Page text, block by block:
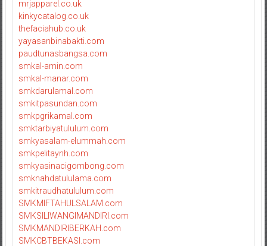
mrjapparel.co.uk
kinkycatalog.co.uk
thefaciahub.co.uk
yayasanbinabakti.com
paudtunasbangsa.com
smkal-amin.com
smkal-manar.com
smkdarulamal.com
smkitpasundan.com
smkpgrikamal.com
smktarbiyatululum.com
smkyasalam-elummah.com
smkpelitaynh.com
smkyasinacigombong.com
smknahdatululama.com
smkitraudhatululum.com
SMKMIFTAHULSALAM.com
SMKSILIWANGIMANDIRI.com
SMKMANDIRIBERKAH.com
SMKCBTBEKASI.com